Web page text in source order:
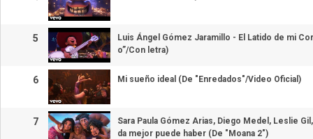
5
Luis Ángel Gómez Jaramillo - El Latido de mi
o”/Con letra)
6 Mi sueño ideal (De "Enredados"/Video Oficial)
7
Sara Paula Gómez Arias, Diego Medel, Leslie
da mejor puede haber (De "Moana 2")